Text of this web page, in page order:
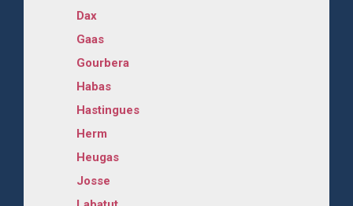
Dax
Gaas
Gourbera
Habas
Hastingues
Herm
Heugas
Josse